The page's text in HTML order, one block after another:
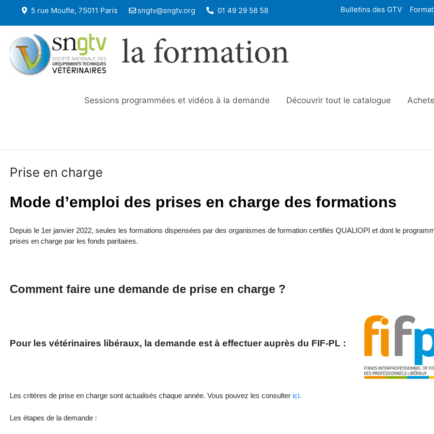
5 rue Moufle, 75011 Paris sngtv@sngtv.org 01 49 29 58 58 Bulletins des GTV
la formation
Sessions programmées et vidéos à la demande Découvrir tout le catalogue
Prise en charge
Mode d’emploi des prises en charge des formations
Depuis le 1er janvier 2022, seules les formations dispensées par des organismes de formation certifiés QUALIOPI et dont le
prises en charge par les fonds paritaires.
Comment faire une demande de prise en charge ?
Pour les vétérinaires libéraux, la demande est à effectuer auprès du FIF-PL :
Les critères de prise en charge sont actualisés chaque année. Vous pouvez les consulter ici.
Les étapes de la demande :